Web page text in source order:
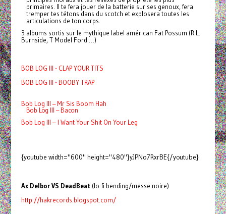
primaires. Il te fera jouer de la batterie sur ses genoux, fera
tremper tes tétons dans du scotch et explosera toutes les
articulations de ton corps.
3 albums sortis sur le mythique label américan Fat Possum (R.L.
Burnside, T Model Ford …)
BOB LOG III - CLAP YOUR TITS
BOB LOG III - BOOBY TRAP
Bob Log III – Mr Sis Boom Hah
Bob Log III – Bacon
Bob Log III – I Want Your Shit On Your Leg
{youtube width="600" height="480"}yJPNo7RxrBE{/youtube}
Ax Delbor VS DeadBeat (lo-fi bending/messe noire)
http://hakrecords.blogspot.com/